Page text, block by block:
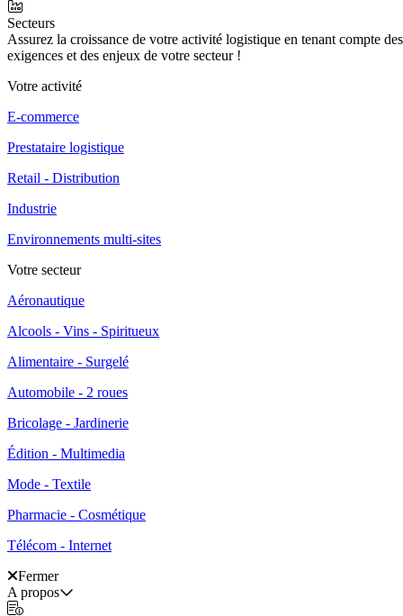
Secteurs
Assurez la croissance de votre activité logistique en tenant compte des
exigences et des enjeux de votre secteur !
Votre activité
E-commerce
Prestataire logistique
Retail - Distribution
Industrie
Environnements multi-sites
Votre secteur
Aéronautique
Alcools - Vins - Spiritueux
Alimentaire - Surgelé
Automobile - 2 roues
Bricolage - Jardinerie
Édition - Multimedia
Mode - Textile
Pharmacie - Cosmétique
Télécom - Internet
Fermer
A propos